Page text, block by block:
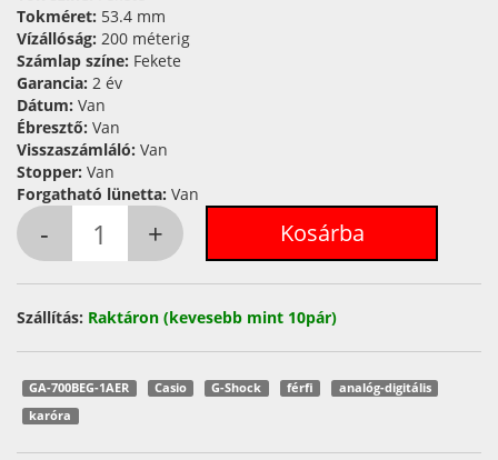
Tokméret: 53.4 mm
Vízállóság: 200 méterig
Számlap színe: Fekete
Garancia: 2 év
Dátum: Van
Ébresztő: Van
Visszaszámláló: Van
Stopper: Van
Forgatható lünetta: Van
Szállítás: Raktáron (kevesebb mint 10pár)
GA-700BEG-1AER Casio G-Shock férfi
analóg-digitális
karóra